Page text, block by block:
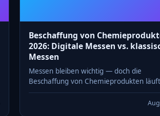
Beschaffung von
2026: Digitale Messen vs.
Messen
Messen bleiben wichtig — doch die
Beschaffung von Chemieprodukten
im digitalen Jahreszyklus. Wie